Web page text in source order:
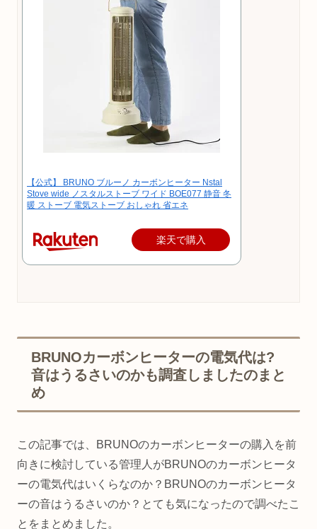
【公式】 BRUNO ブルーノ カーボンヒーター Nstal
Stove wide ノスタルストーブ ワイド BOE077 静音 冬
暖 ストーブ 電気ストーブ おしゃれ 省エネ
楽天で購入
BRUNOカーボンヒーターの電気代は?
音はうるさいのかも調査しましたのまと
め
この記事では、BRUNOのカーボンヒーターの購入を前
向きに検討している管理人がBRUNOのカーボンヒータ
ーの電気代はいくらなのか？BRUNOのカーボンヒータ
ーの音はうるさいのか？とても気になったので調べたこ
とをまとめました。